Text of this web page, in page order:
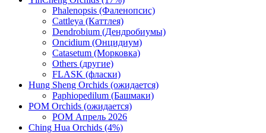
Phalenopsis (Фаленопсис)
Cattleya (Каттлея)
Dendrobium (Дендробиумы)
Oncidium (Онцидиум)
Catasetum (Морковка)
Others (другие)
FLASK (фласки)
Hung Sheng Orchids (ожидается)
Paphiopedilum (Башмаки)
POM Orchids (ожидается)
POM Апрель 2026
Ching Hua Orchids (4%)